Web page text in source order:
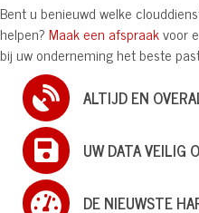
Bent u benieuwd welke
helpen?Maak een afspraakvoor
bij uw onderneming het beste
ALTIJD EN
UW DATA VEILIG
DE NIEUWSTE